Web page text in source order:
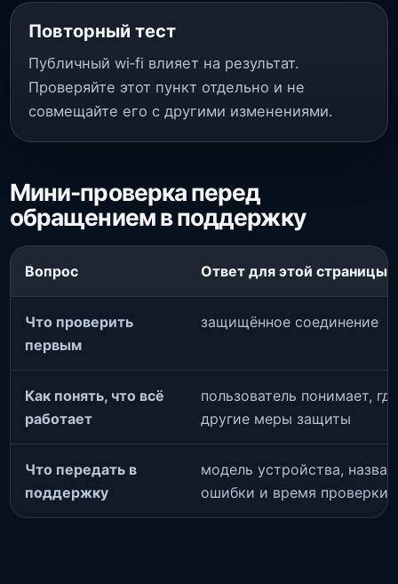
Повторный тест
Публичный wi‑fi влияет на результат.
Проверяйте этот пункт отдельно и не
совмещайте его с другими изменениями.
Мини-проверка перед
обращением в поддержку
Вопрос Ответ для этой страницы
Что проверить
первым
защищённое соединение
Как понять, что всё
работает
пользователь понимает,
другие меры защиты
Что передать в
поддержку
модель устройства,
ошибки и время проверки